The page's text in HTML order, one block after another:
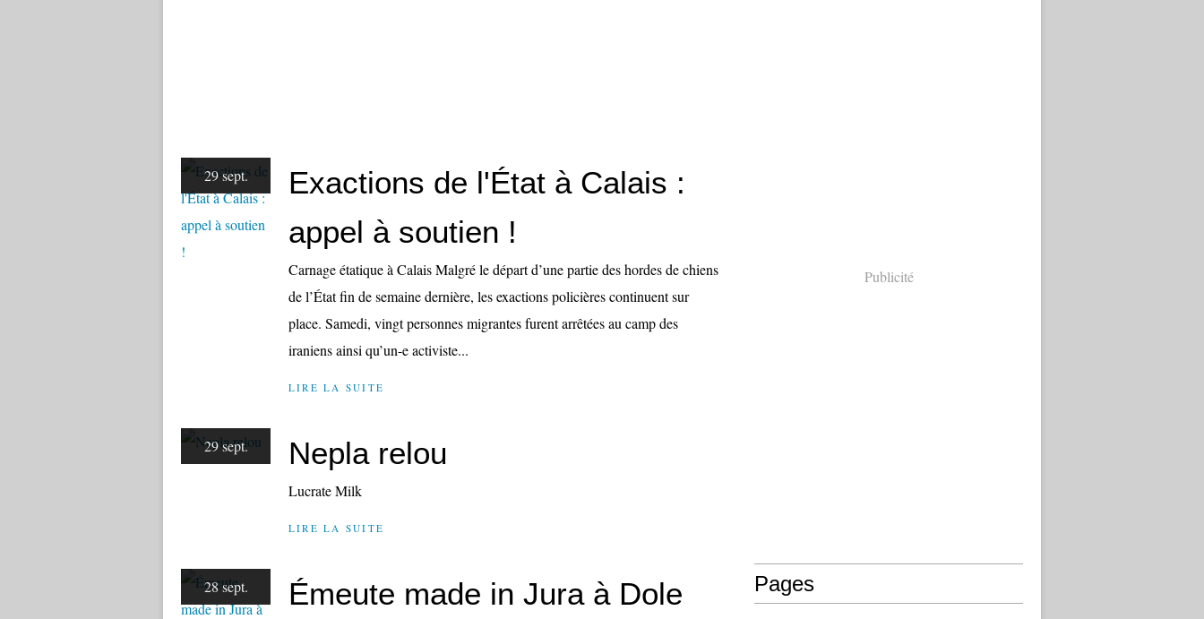
29 sept.
Exactions de l'État à Calais :
appel à soutien !
Carnage étatique à Calais Malgré le départ d’une partie des hordes de chiens
de l’État fin de semaine dernière, les exactions policières continuent sur
place. Samedi, vingt personnes migrantes furent arrêtées au camp des
iraniens ainsi qu’un-e activiste...
LIRE LA SUITE
29 sept. Nepla relou
Lucrate Milk
LIRE LA SUITE
28 sept. Émeute made in Jura à Dole
Publicité
Pages